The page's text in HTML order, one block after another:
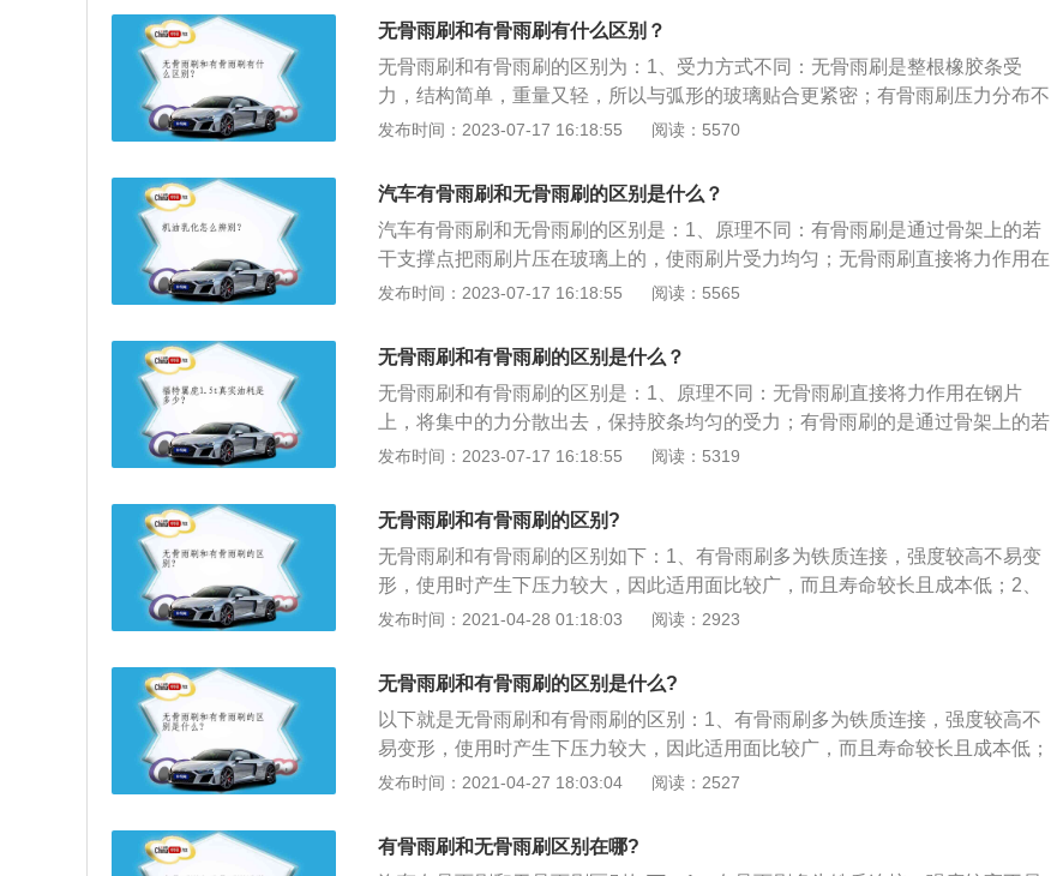
器是指安装在挡风玻璃前的片式结构，其由电动机、减速器、四连杆机构、刮水
臂心轴、刮水片组成。
无骨雨刷和有骨雨刷有什么区别？
无骨雨刷和有骨雨刷的区别为：1、受力方式不同：无骨雨刷是整根橡胶条受
力，结构简单，重量又轻，所以与弧形的玻璃贴合更紧密；有骨雨刷压力分布不
均匀，整条雨刮与玻璃的贴合不统一，磨损程度不一致。2、工作条件不同：无
同：无骨雨刷直接将力作用在钢片上，将集中在一点的力很好地分散出去，可以
实现拿掉骨架，并且保持胶条均匀的受力；有骨雨刷是通过骨架上的若干支撑点
把雨刮片压在玻璃上的，使雨刮片上的各个支撑点的压力平均。
发布时间：2023-07-17 16:18:55 阅读：5570
汽车有骨雨刷和无骨雨刷的区别是什么？
汽车有骨雨刷和无骨雨刷的区别是：1、原理不同：有骨雨刷是通过骨架上的若
干支撑点把雨刷片压在玻璃上的，使雨刷片受力均匀；无骨雨刷直接将力作用在
钢片上，将集中在一点的力很好地分散出去，保持胶条均匀受力。2、受力方式
刷器是指安装在挡风玻璃前的片式结构，其由电动机、减速器、四连杆机构、刮
水臂心轴、刮水片组成。
发布时间：2023-07-17 16:18:55 阅读：5565
无骨雨刷和有骨雨刷的区别是什么？
无骨雨刷和有骨雨刷的区别是：1、原理不同：无骨雨刷直接将力作用在钢片
上，将集中的力分散出去，保持胶条均匀的受力；有骨雨刷的是通过骨架上的若
干支撑点把雨刷片压在玻璃上，使雨刷片上的各个支撑点的压力平均。2、工作
捷。3、受力方式不同：无骨雨刷是整根橡胶条受力，与弧形的玻璃贴合更紧
密，降低抖动磨损；有骨雨刷压力是层层压条传递下来的，导致压力分布不均
匀，整条雨刷与玻璃的贴合不统一，磨损程度不一致，玻璃与雨刷片之间产生噪
音。
发布时间：2023-07-17 16:18:55 阅读：5319
无骨雨刷和有骨雨刷的区别?
无骨雨刷和有骨雨刷的区别如下：1、有骨雨刷多为铁质连接，强度较高不易变
形，使用时产生下压力较大，因此适用面比较广，而且寿命较长且成本低；2、
无骨雨刷并不是真正无骨架，是用一次成型的办法将塑料骨架定型，有些长度较
候，除了确定好雨刮卡扣的类型外，还要确定雨刮的类型，是有骨雨刮还是无骨
雨刮，从两者的效果及目前市场来看，无骨雨刮越来越受到广大车主的喜爱。
发布时间：2021-04-28 01:18:03 阅读：2923
无骨雨刷和有骨雨刷的区别是什么?
以下就是无骨雨刷和有骨雨刷的区别：1、有骨雨刷多为铁质连接，强度较高不
易变形，使用时产生下压力较大，因此适用面比较广，而且寿命较长且成本低；
2、无骨雨刷并不是真正无骨架，是用一次成型的办法将塑料骨架定型，有些长
时候，除了确定好雨刮卡扣的类型外，还要确定雨刮的类型，是有骨雨刮还是无
骨雨刮，从两者的效果及目前市场来看，无骨雨刮越来越受到广大车主的喜爱。
发布时间：2021-04-27 18:03:04 阅读：2527
有骨雨刷和无骨雨刷区别在哪?